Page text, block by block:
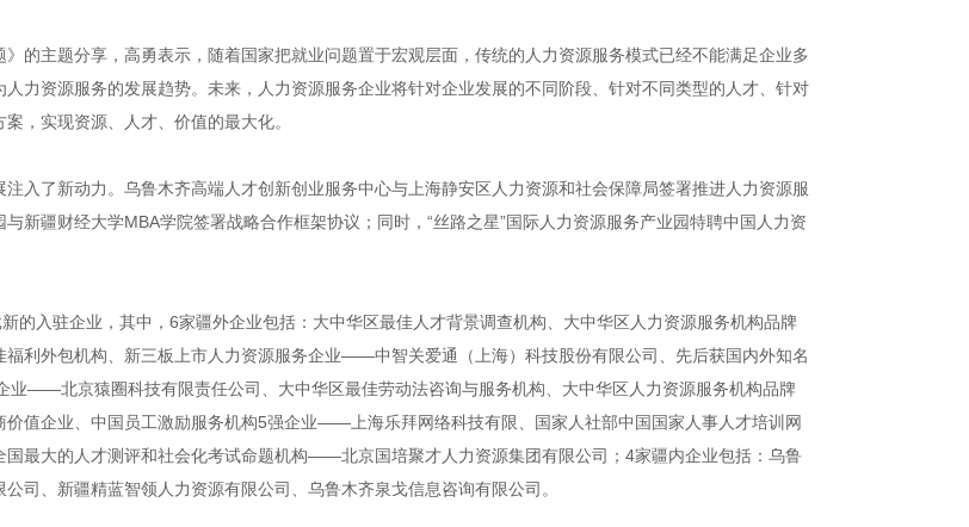
的主题分享，高勇表示，随着国家把就业问题置于宏观层面，传统的人力资源服务模式已经不能满足企业多
力资源服务的发展趋势。未来，人力资源服务企业将针对企业发展的不同阶段、针对不同类型的人才、针对
，实现资源、人才、价值的最大化。
入了新动力。乌鲁木齐高端人才创新创业服务中心与上海静安区人力资源和社会保障局签署推进人力资源服
新疆财经大学MBA学院签署战略合作框架协议；同时，“丝路之星”国际人力资源服务产业园特聘中国人力资
的入驻企业，其中，6家疆外企业包括：大中华区最佳人才背景调查机构、大中华区人力资源服务机构品牌
利外包机构、新三板上市人力资源服务企业——中智关爱通（上海）科技股份有限公司、先后获国内外知名
业——北京猿圈科技有限责任公司、大中华区最佳劳动法咨询与服务机构、大中华区人力资源服务机构品牌
值企业、中国员工激励服务机构5强企业——上海乐拜网络科技有限、国家人社部中国国家人事人才培训网
最大的人才测评和社会化考试命题机构——北京国培聚才人力资源集团有限公司；4家疆内企业包括：乌鲁
司、新疆精蓝智领人力资源有限公司、乌鲁木齐泉戈信息咨询有限公司。